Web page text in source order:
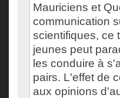
Mauriciens et
communication
scientifiques, ce
jeunes peut
les conduire à
pairs. L'effet de
aux opinions